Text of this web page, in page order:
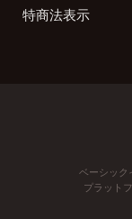
特商法表示
ベーシック
プラット